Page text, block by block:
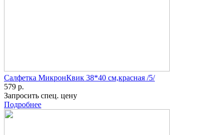
Салфетка МикронКвик 38*40 см,красная /5/
579 р.
Запросить спец. цену
Подробнее